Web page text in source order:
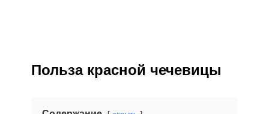
Польза красной чечевицы